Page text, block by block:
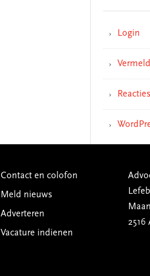
Login
Contact en colofon
Meld nieuws
Adverteren
Vacature indienen
2516